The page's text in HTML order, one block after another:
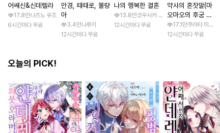
어쌔신&신데렐라
17.8만나츠노 유조
6시간마다 무료
안경, 때때로, 불량
아
3.4만나루키
12시간마다 무료
나의 행복한 결혼
13.8만코우사카 리토 / 아기토기 아쿠미
12시간마다 무료
약사의 혼잣말(마
오마오의 후궁 수
수께끼 풀이수첩)
17.1만쿠라타 미노
12시간마다 무료
오늘의 PICK!